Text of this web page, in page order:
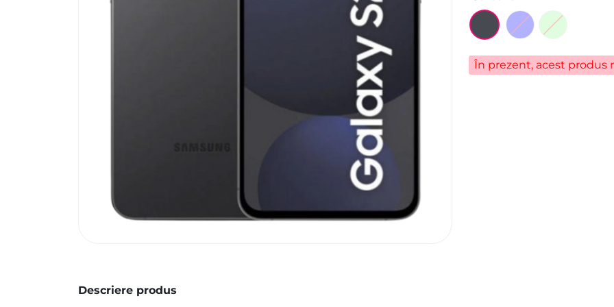
În prezent, acest produs
Descriere produs